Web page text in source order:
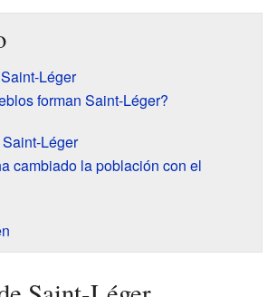
Léger
forman Saint-Léger?
Léger
cambiado la población con el